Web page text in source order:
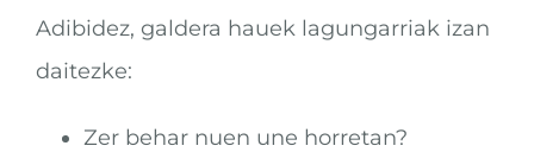
Adibidez, galdera hauek lagungarriak izan
daitezke:
Zer behar nuen une horretan?